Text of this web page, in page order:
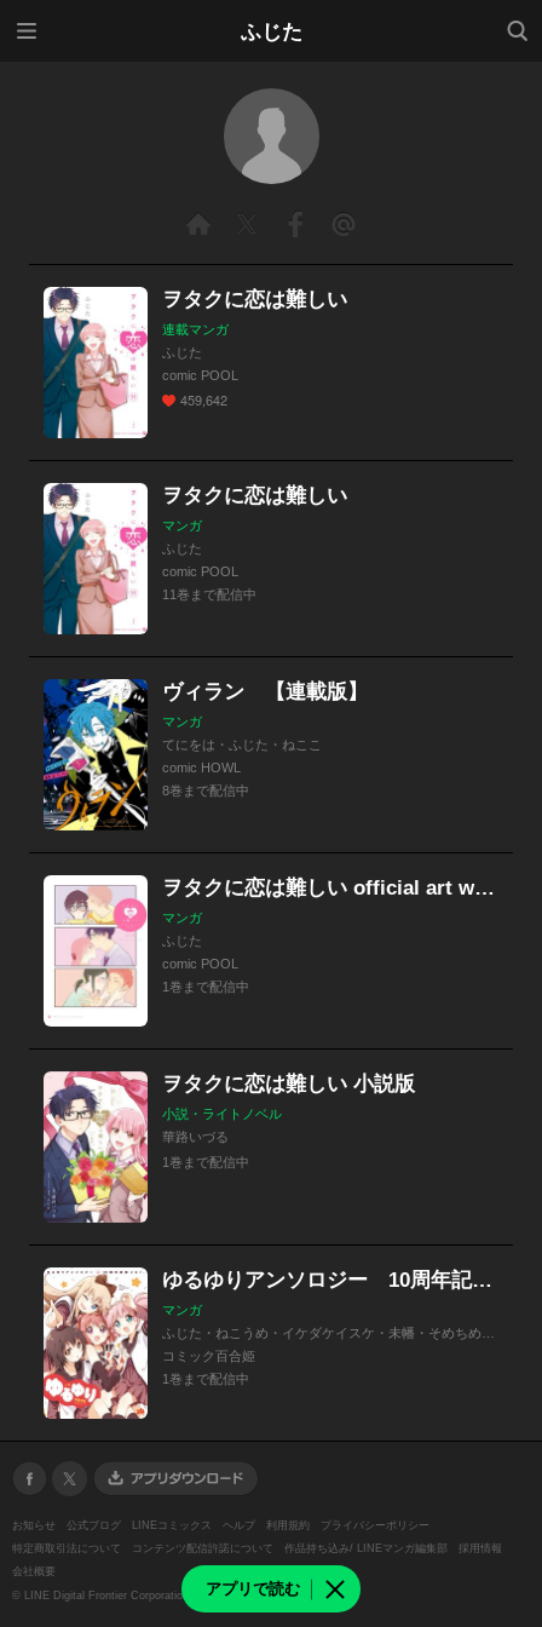
ふじた
検索
アプリで読む
ヲタクに恋は難しい
連載マンガ
ふじた
comic POOL
459,642
ヲタクに恋は難しい
マンガ
ふじた
comic POOL
11巻まで配信中
ヴィラン 【連載版】
マンガ
てにをは・ふじた・ねここ
comic HOWL
8巻まで配信中
ヲタクに恋は難しい official art works
マンガ
ふじた
comic POOL
1巻まで配信中
ヲタクに恋は難しい 小説版
小説・ライトノベル
華路いづる
1巻まで配信中
ゆるゆりアンソロジー 10周年記念ver.
マンガ
コミック百合姫
1巻まで配信中
お知らせ 公式ブログ LINEコミックス ヘルプ 利用規約
プライバシーポリシー
特定商取引法について
コンテンツ配信許諾について 作品持ち込み/ LINEマンガ編集部
採用情報
会社概要
© LINE Digital Frontier Corporation